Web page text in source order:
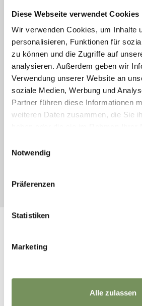
Diese Webseite verwendet Cookies
Wir verwenden Cookies, um Inhalte
personalisieren, Funktionen für
zu können und die Zugriffe auf
analysieren. Außerdem geben wir
Verwendung unserer Website an
soziale Medien, Werbung und
Partner führen diese Informationen
weiteren Daten zusammen, die Sie
Notwendig
Präferenzen
Statistiken
Marketing
Alle zulassen
aperto
ESCURSIONI
LEGGI DI PIÙ